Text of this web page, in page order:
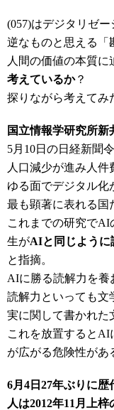
(057)はデジタリゼー
逆なものと思える「
人間の価値の本質に
考えているか？
探りながら考えてみ
国立情報学研究所新
5月10日の日経新聞
人口減少が進み人
ゆる面でデジタル化
最も顕著に表れる国
これまでの研究でAI
生がAIと同じように
と指摘。
AIに勝る読解力を養
読解力といっても文
実に関して書かれた
これを放置すると
が広がる危険性があ
6月4日27年ぶりに歴
人は2012年11月上